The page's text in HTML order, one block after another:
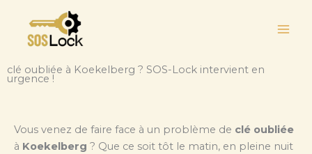
contenu
clé oubliée à Koekelberg ? SOS-Lock intervient en
urgence !
Vous venez de faire face à un problème de clé oubliée
à Koekelberg ? Que ce soit tôt le matin, en pleine nuit